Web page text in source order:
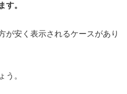
す。
が安く表示されるケースがあり
う。